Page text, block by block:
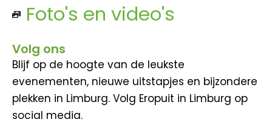
Foto's en video's
Volg ons
Blijf op de hoogte van de leukste
evenementen, nieuwe uitstapjes en bijzondere
plekken in Limburg. Volg Eropuit in Limburg op
social media.